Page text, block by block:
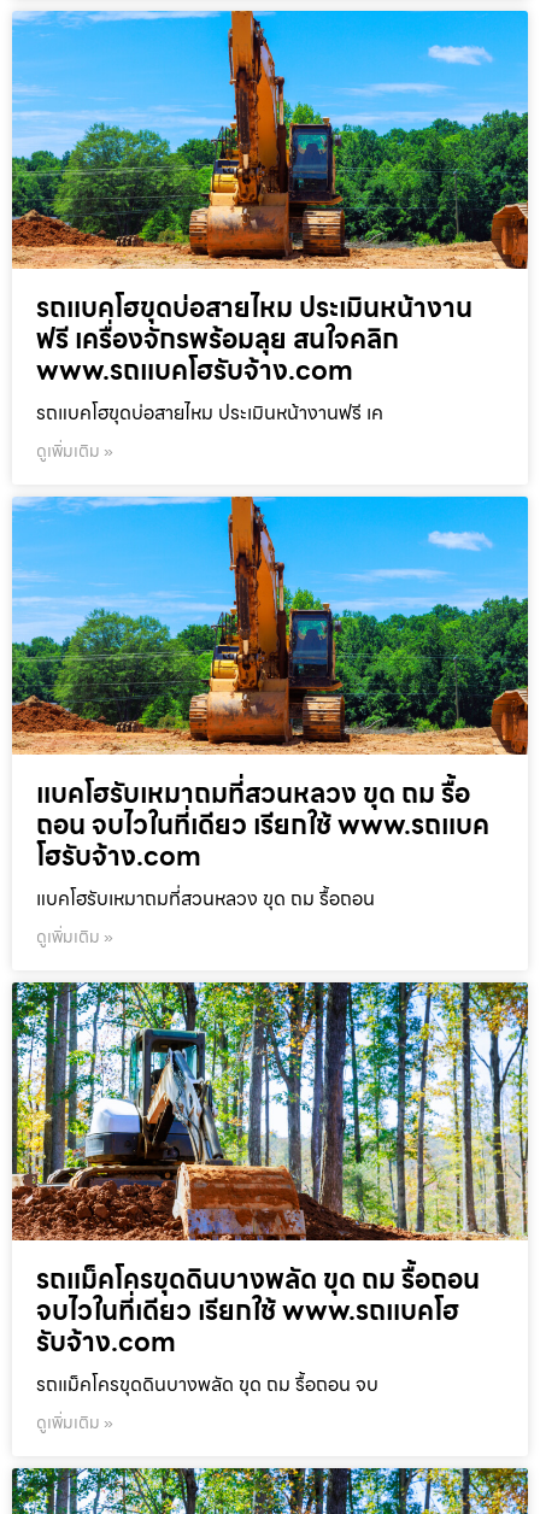
รถแบคโฮขุดบ่อสายไหม ประเมินหน้างาน
ฟรี เครื่องจักรพร้อมลุย สนใจคลิก
www.รถแบคโฮรับจ้าง.com
รถแบคโฮขุดบ่อสายไหม ประเมินหน้างานฟรี เค
ดูเพิ่มเติม »
แบคโฮรับเหมาถมที่สวนหลวง ขุด ถม รื้อ
ถอน จบไวในที่เดียว เรียกใช้ www.รถแบค
โฮรับจ้าง.com
แบคโฮรับเหมาถมที่สวนหลวง ขุด ถม รื้อถอน
ดูเพิ่มเติม »
รถแม็คโครขุดดินบางพลัด ขุด ถม รื้อถอน
จบไวในที่เดียว เรียกใช้ www.รถแบคโฮ
รับจ้าง.com
รถแม็คโครขุดดินบางพลัด ขุด ถม รื้อถอน จบ
ดูเพิ่มเติม »